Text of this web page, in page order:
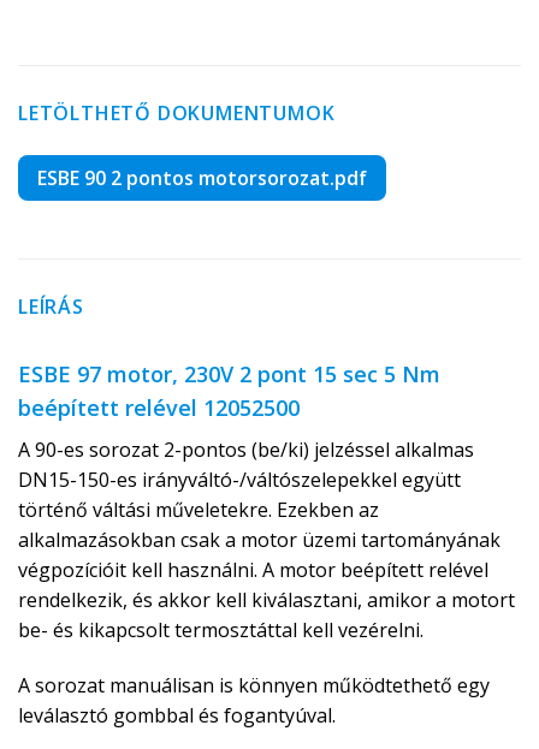
LETÖLTHETŐ DOKUMENTUMOK
ESBE 90 2 pontos motorsorozat.pdf
LEÍRÁS
ESBE 97 motor, 230V 2 pont 15 sec 5 Nm
beépített relével 12052500
A 90-es sorozat 2-pontos (be/ki) jelzéssel alkalmas
DN15-150-es irányváltó-/váltószelepekkel együtt
történő váltási műveletekre. Ezekben az
alkalmazásokban csak a motor üzemi tartományának
végpozícióit kell használni. A motor beépített relével
rendelkezik, és akkor kell kiválasztani, amikor a motort
be- és kikapcsolt termosztáttal kell vezérelni.
A sorozat manuálisan is könnyen működtethető egy
leválasztó gombbal és fogantyúval.